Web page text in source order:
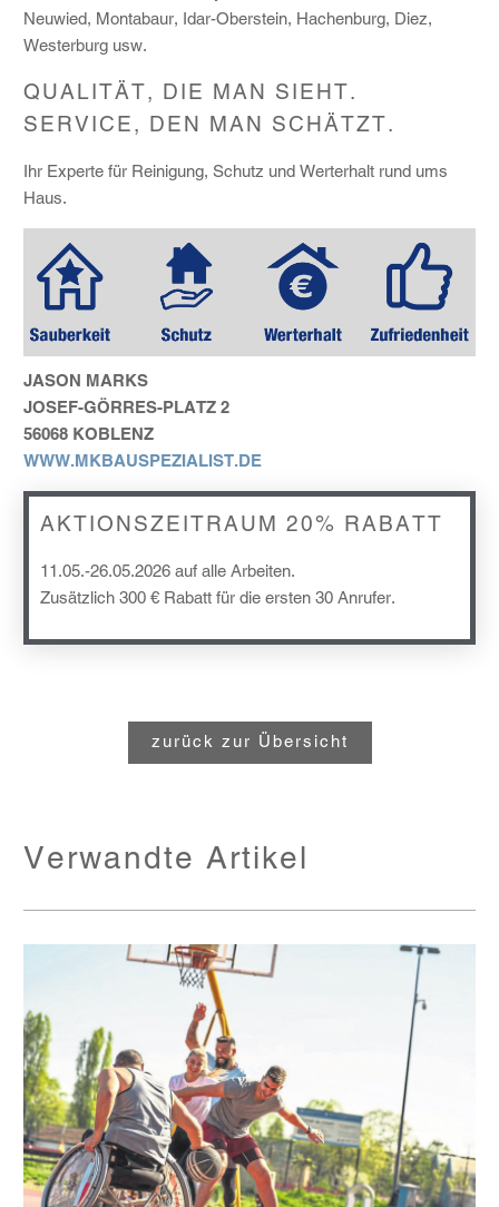
Neuwied, Montabaur, Idar-Oberstein, Hachenburg, Diez,
Westerburg usw.
QUALITÄT, DIE MAN SIEHT.
SERVICE, DEN MAN SCHÄTZT.
Ihr Experte für Reinigung, Schutz und Werterhalt rund ums
Haus.
JASON MARKS
JOSEF-GÖRRES-PLATZ 2
56068 KOBLENZ
WWW.MKBAUSPEZIALIST.DE
AKTIONSZEITRAUM 20% RABATT
11.05.-26.05.2026 auf alle Arbeiten.
Zusätzlich 300 € Rabatt für die ersten 30 Anrufer.
zurück zur Übersicht
Verwandte Artikel